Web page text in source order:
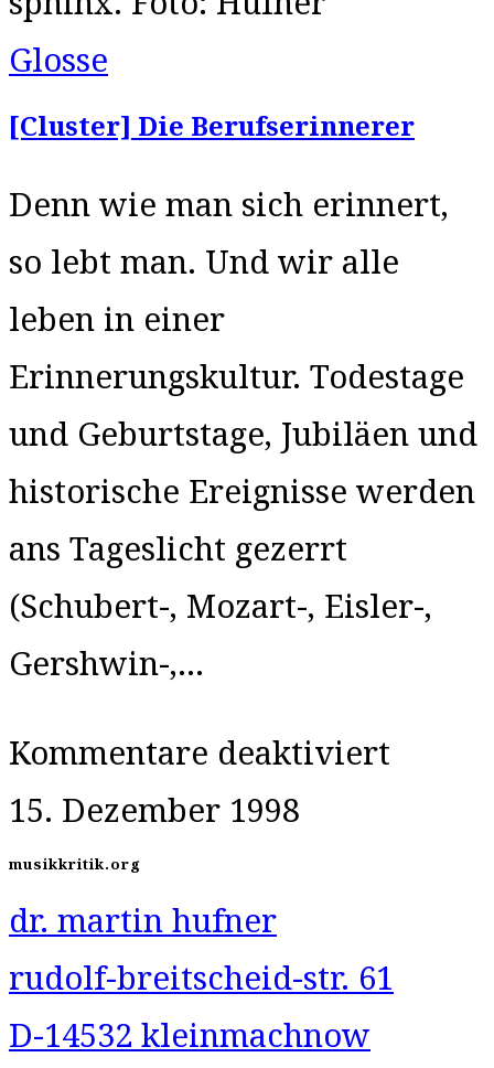
Glosse
[Cluster] Die Berufserinnerer
Denn wie man sich erinnert,
so lebt man. Und wir alle
leben in einer
Erinnerungskultur. Todestage
und Geburtstage, Jubiläen und
historische Ereignisse werden
ans Tageslicht gezerrt
(Schubert-, Mozart-, Eisler-,
Gershwin-,…
Kommentare deaktiviert
15. Dezember 1998
musikkritik.org
dr. martin hufner
rudolf-breitscheid-str. 61
D-14532 kleinmachnow